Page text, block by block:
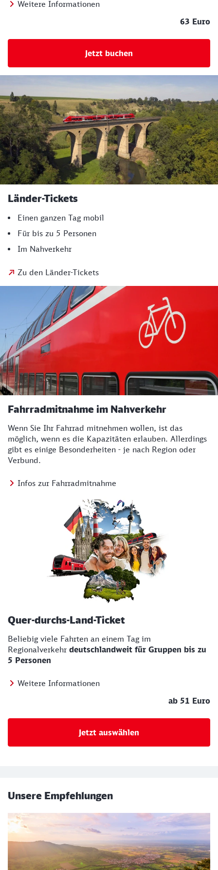
Weitere Informationen
63 Euro
Jetzt buchen
Länder-Tickets
Einen ganzen Tag mobil
Für bis zu 5 Personen
Im Nahverkehr
Zu den Länder-Tickets
Fahrradmitnahme im Nahverkehr
Wenn Sie Ihr Fahrrad mitnehmen wollen, ist das
möglich, wenn es die Kapazitäten erlauben. Allerdings
gibt es einige Besonderheiten - je nach Region oder
Verbund.
Infos zur Fahrradmitnahme
Quer-durchs-Land-Ticket
Beliebig viele Fahrten an einem Tag im
Regionalverkehr deutschlandweit für Gruppen bis zu
5 Personen
Weitere Informationen
ab 51 Euro
Jetzt auswählen
Unsere Empfehlungen